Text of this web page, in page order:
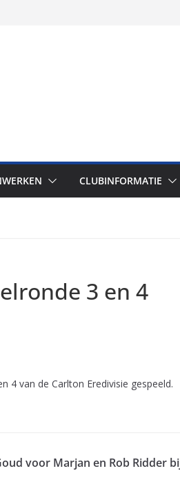
CLUBINFORMATIE
3 en 4
4 van de Carlton Eredivisie gespeeld.
voor Marjan en Rob Ridder